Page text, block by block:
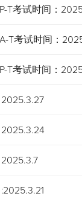
T考试时间：
T考试时间：
T考试时间：